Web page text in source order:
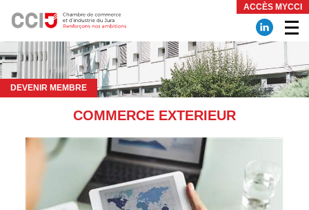
ACCÈS MYCCI
DEVENIR MEMBRE
COMMERCE EXTERIEUR